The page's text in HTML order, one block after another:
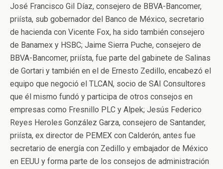
José Francisco Gil Díaz, consejero de BBVA-Bancomer,
priísta, sub gobernador del Banco de México, secretario
de hacienda con Vicente Fox, ha sido también consejero
de Banamex y HSBC; Jaime Sierra Puche, consejero de
BBVA-Bancomer, priísta, fue parte del gabinete de Salinas
de Gortari y también en el de Ernesto Zedillo, encabezó el
equipo que negoció el TLCAN, socio de SAI Consultores
que él mismo fundó y participa de otros consejos en
empresas como Fresnillo PLC y Alpek; Jesús Federico
Reyes Heroles González Garza, consejero de Santander,
priísta, ex director de PEMEX con Calderón, antes fue
secretario de energía con Zedillo y embajador de México
en EEUU y forma parte de los consejos de administración